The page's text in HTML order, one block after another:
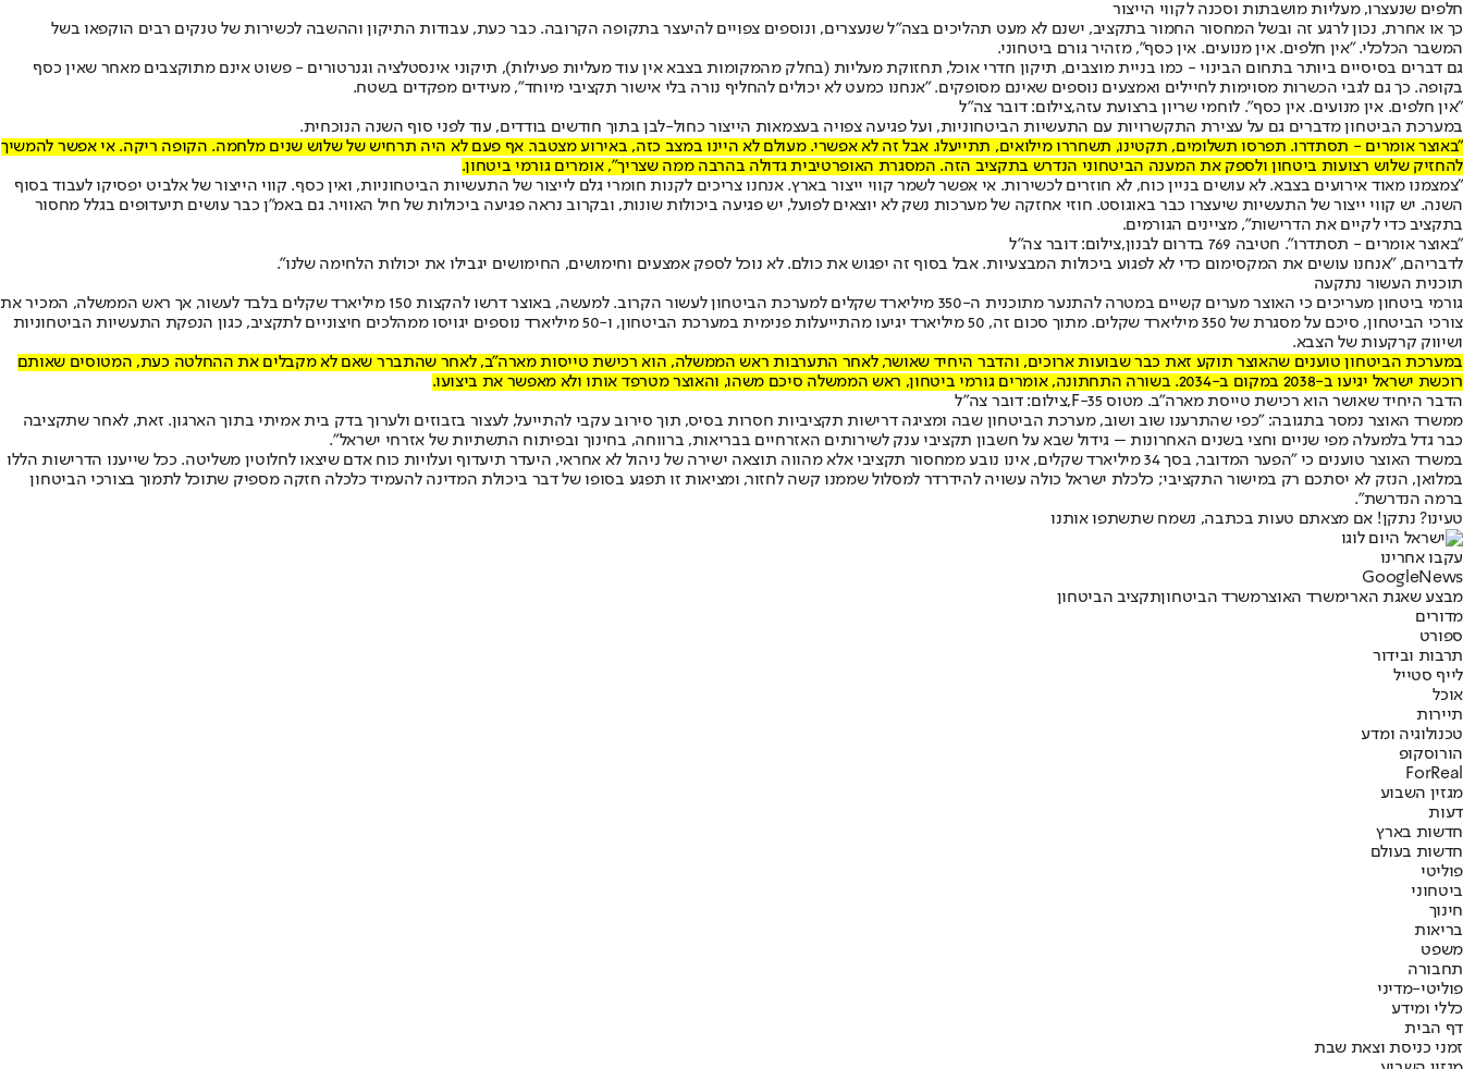
חלפים שנעצרו, מעליות מושבתות וסכנה לקווי הייצור
כך או אחרת, נכון לרגע זה ובשל המחסור החמור בתקציב, ישנם לא מעט תהליכים בצה"ל שנעצרים, ונוספים צפויים להיעצר בתקופה הקרובה. כבר כעת, עבודות התיקון וההשבה לכשירות של טנקים רבים הוקפאו בשל
המשבר הכלכלי. "אין חלפים. אין מנועים. אין כסף", מזהיר גורם ביטחוני.
גם דברים בסיסיים ביותר בתחום הבינוי - כמו בניית מוצבים, תיקון חדרי אוכל, תחזוקת מעליות (בחלק מהמקומות בצבא אין עוד מעליות פעילות), תיקוני אינסטלציה וגנרטורים - פשוט אינם מתוקצבים מאחר שאין כסף
בקופה. כך גם לגבי הכשרות מסוימות לחיילים ואמצעים נוספים שאינם מסופקים. "אנחנו כמעט לא יכולים להחליף נורה בלי אישור תקציבי מיוחד", מעידים מפקדים בשטח.
"אין חלפים. אין מנועים. אין כסף". לוחמי שריון ברצועת עזה,צילום: דובר צה"ל
במערכת הביטחון מדברים גם על עצירת התקשרויות עם התעשיות הביטחוניות, ועל פגיעה צפויה בעצמאות הייצור כחול-לבן בתוך חודשים בודדים, עוד לפני סוף השנה הנוכחית.
"באוצר אומרים - תסתדרו. תפרסו תשלומים, תקטינו, תשחררו מילואים, תתייעלו. אבל זה לא אפשרי. מעולם לא היינו במצב כזה, באירוע מצטבר. אף פעם לא היה תרחיש של שלוש שנים מלחמה. הקופה ריקה. אי אפשר להמשיך
להחזיק שלוש רצועות ביטחון ולספק את המענה הביטחוני הנדרש בתקציב הזה. המסגרת האופרטיבית גדולה בהרבה ממה שצריך", אומרים גורמי ביטחון.
"צמצמנו מאוד אירועים בצבא. לא עושים בניין כוח, לא חוזרים לכשירות. אי אפשר לשמר קווי ייצור בארץ. אנחנו צריכים לקנות חומרי גלם לייצור של התעשיות הביטחוניות, ואין כסף. קווי הייצור של אלביט יפסיקו לעבוד בסוף
השנה. יש קווי ייצור של התעשיות שיעצרו כבר באוגוסט. חוזי אחזקה של מערכות נשק לא יוצאים לפועל, יש פגיעה ביכולות שונות, ובקרוב נראה פגיעה ביכולות של חיל האוויר. גם באמ"ן כבר עושים תיעדופים בגלל מחסור
בתקציב כדי לקיים את הדרישות", מציינים הגורמים.
"באוצר אומרים - תסתדרו". חטיבה 769 בדרום לבנון,צילום: דובר צה"ל
לדבריהם, "אנחנו עושים את המקסימום כדי לא לפגוע ביכולות המבצעיות. אבל בסוף זה יפגוש את כולם. לא נוכל לספק אמצעים וחימושים, החימושים יגבילו את יכולות הלחימה שלנו".
תוכנית העשור נתקעה
גורמי ביטחון מעריכים כי האוצר מערים קשיים במטרה להתנער מתוכנית ה-350 מיליארד שקלים למערכת הביטחון לעשור הקרוב. למעשה, באוצר דרשו להקצות 150 מיליארד שקלים בלבד לעשור, אך ראש הממשלה, המכיר את
צורכי הביטחון, סיכם על מסגרת של 350 מיליארד שקלים. מתוך סכום זה, 50 מיליארד יגיעו מהתייעלות פנימית במערכת הביטחון, ו-50 מיליארד נוספים יגויסו ממהלכים חיצוניים לתקציב, כגון הנפקת התעשיות הביטחוניות
ושיווק קרקעות של הצבא.
במערכת הביטחון טוענים שהאוצר תוקע זאת כבר שבועות ארוכים, והדבר היחיד שאושר, לאחר התערבות ראש הממשלה, הוא רכישת טייסות מארה"ב, לאחר שהתברר שאם לא מקבלים את ההחלטה כעת, המטוסים שאותם
רוכשת ישראל יגיעו ב-2038 במקום ב-2034. בשורה התחתונה, אומרים גורמי ביטחון, ראש הממשלה סיכם משהו, והאוצר מטרפד אותו ולא מאפשר את ביצועו.
הדבר היחיד שאושר הוא רכישת טייסת מארה"ב. מטוס F-35,צילום: דובר צה"ל
ממשרד האוצר נמסר בתגובה: "כפי שהתרענו שוב ושוב, מערכת הביטחון שבה ומציגה דרישות תקציביות חסרות בסיס, תוך סירוב עקבי להתייעל, לעצור בזבוזים ולערוך בדק בית אמיתי בתוך הארגון. זאת, לאחר שתקציבה
כבר גדל בלמעלה מפי שניים וחצי בשנים האחרונות – גידול שבא על חשבון תקציבי ענק לשירותים האזרחיים בבריאות, ברווחה, בחינוך ובפיתוח התשתיות של אזרחי ישראל".
במשרד האוצר טוענים כי "הפער המדובר, בסך 34 מיליארד שקלים, אינו נובע ממחסור תקציבי אלא מהווה תוצאה ישירה של ניהול לא אחראי, היעדר תיעדוף ועלויות כוח אדם שיצאו לחלוטין משליטה. ככל שייענו הדרישות הללו
במלואן, הנזק לא יסתכם רק במישור התקציבי; כלכלת ישראל כולה עשויה להידרדר למסלול שממנו קשה לחזור, ומציאות זו תפגע בסופו של דבר ביכולת המדינה להעמיד כלכלה חזקה מספיק שתוכל לתמוך בצורכי הביטחון
ברמה הנדרשת".
טעינו? נתקן! אם מצאתם טעות בכתבה, נשמח שתשתפו אותנו
עקבו אחרינו
Googl eNews
מבצע שאגת הארימשרד האוצרמשרד הביטחוןתקציב הביטחון
מדורים
ספורט
תרבות ובידור
לייף סטייל
אוכל
תיירות
טכנולוגיה ומדע
הורוסקופ
ForReal
מגזין השבוע
דעות
חדשות בארץ
חדשות בעולם
פוליטי
ביטחוני
חינוך
בריאות
משפט
תחבורה
פוליטי-מדיני
כללי ומידע
דף הבית
זמני כניסת וצאת שבת